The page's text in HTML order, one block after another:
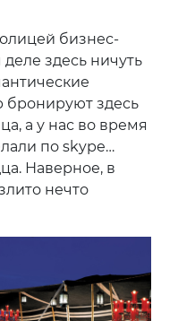
бизнес-
здесь ничуть
бронируют здесь
а у нас во время
по skype…
Наверное, в
нечто